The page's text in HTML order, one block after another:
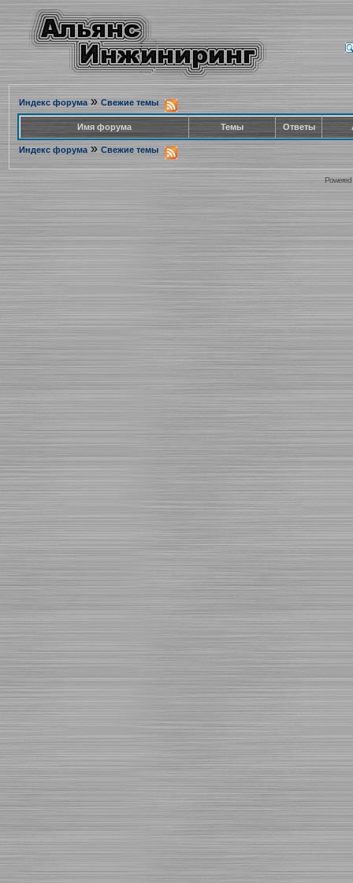
Индекс форума» Свежие темы
Имя форума Темы Ответы
Индекс форума » Свежие темы